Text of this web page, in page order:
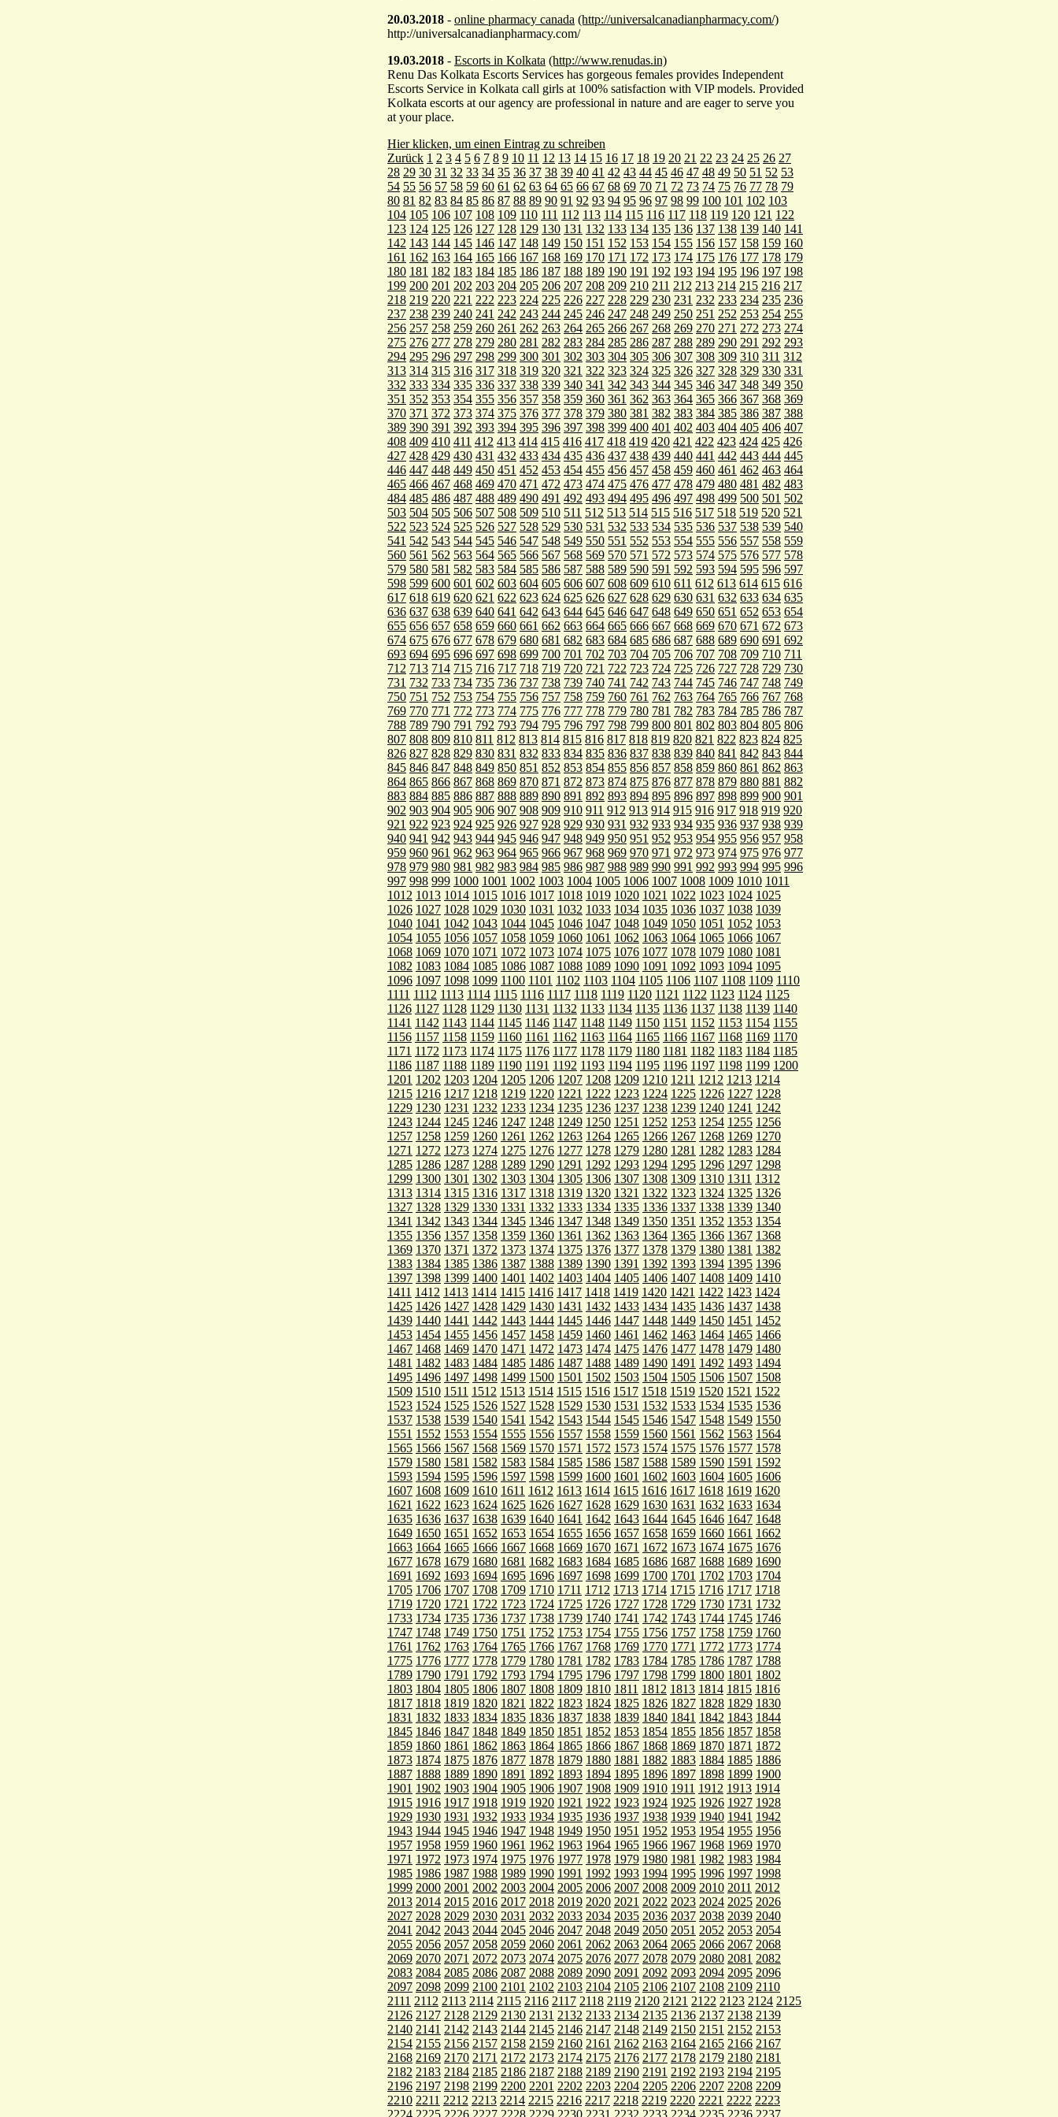
20.03.2018 - online pharmacy canada (http://universalcanadianpharmacy.com/)
http://universalcanadianpharmacy.com/
19.03.2018 - Escorts in Kolkata (http://www.renudas.in)
Renu Das Kolkata Escorts Services has gorgeous females provides Independent
Escorts Service in Kolkata call girls at 100% satisfaction with VIP models. Provided
Kolkata escorts at our agency are professional in nature and are eager to serve you
at your place.
Hier klicken, um einen Eintrag zu schreiben
Zurück 1 2 3 4 5 6 7 8 9 10 11 12 13 14 15 16 17 18 19 20 21 22 23 24 25 26 27
28 29 30 31 32 33 34 35 36 37 38 39 40 41 42 43 44 45 46 47 48 49 50 51 52 53
54 55 56 57 58 59 60 61 62 63 64 65 66 67 68 69 70 71 72 73 74 75 76 77 78 79
80 81 82 83 84 85 86 87 88 89 90 91 92 93 94 95 96 97 98 99 100 101 102 103
104 105 106 107 108 109 110 111 112 113 114 115 116 117 118 119 120 121 122
123 124 125 126 127 128 129 130 131 132 133 134 135 136 137 138 139 140 141
142 143 144 145 146 147 148 149 150 151 152 153 154 155 156 157 158 159 160
161 162 163 164 165 166 167 168 169 170 171 172 173 174 175 176 177 178 179
180 181 182 183 184 185 186 187 188 189 190 191 192 193 194 195 196 197 198
199 200 201 202 203 204 205 206 207 208 209 210 211 212 213 214 215 216 217
218 219 220 221 222 223 224 225 226 227 228 229 230 231 232 233 234 235 236
237 238 239 240 241 242 243 244 245 246 247 248 249 250 251 252 253 254 255
256 257 258 259 260 261 262 263 264 265 266 267 268 269 270 271 272 273 274
275 276 277 278 279 280 281 282 283 284 285 286 287 288 289 290 291 292 293
294 295 296 297 298 299 300 301 302 303 304 305 306 307 308 309 310 311 312
313 314 315 316 317 318 319 320 321 322 323 324 325 326 327 328 329 330 331
332 333 334 335 336 337 338 339 340 341 342 343 344 345 346 347 348 349 350
351 352 353 354 355 356 357 358 359 360 361 362 363 364 365 366 367 368 369
370 371 372 373 374 375 376 377 378 379 380 381 382 383 384 385 386 387 388
389 390 391 392 393 394 395 396 397 398 399 400 401 402 403 404 405 406 407
408 409 410 411 412 413 414 415 416 417 418 419 420 421 422 423 424 425 426
427 428 429 430 431 432 433 434 435 436 437 438 439 440 441 442 443 444 445
446 447 448 449 450 451 452 453 454 455 456 457 458 459 460 461 462 463 464
465 466 467 468 469 470 471 472 473 474 475 476 477 478 479 480 481 482 483
484 485 486 487 488 489 490 491 492 493 494 495 496 497 498 499 500 501 502
503 504 505 506 507 508 509 510 511 512 513 514 515 516 517 518 519 520 521
522 523 524 525 526 527 528 529 530 531 532 533 534 535 536 537 538 539 540
541 542 543 544 545 546 547 548 549 550 551 552 553 554 555 556 557 558 559
560 561 562 563 564 565 566 567 568 569 570 571 572 573 574 575 576 577 578
579 580 581 582 583 584 585 586 587 588 589 590 591 592 593 594 595 596 597
598 599 600 601 602 603 604 605 606 607 608 609 610 611 612 613 614 615 616
617 618 619 620 621 622 623 624 625 626 627 628 629 630 631 632 633 634 635
636 637 638 639 640 641 642 643 644 645 646 647 648 649 650 651 652 653 654
655 656 657 658 659 660 661 662 663 664 665 666 667 668 669 670 671 672 673
674 675 676 677 678 679 680 681 682 683 684 685 686 687 688 689 690 691 692
693 694 695 696 697 698 699 700 701 702 703 704 705 706 707 708 709 710 711
712 713 714 715 716 717 718 719 720 721 722 723 724 725 726 727 728 729 730
731 732 733 734 735 736 737 738 739 740 741 742 743 744 745 746 747 748 749
750 751 752 753 754 755 756 757 758 759 760 761 762 763 764 765 766 767 768
769 770 771 772 773 774 775 776 777 778 779 780 781 782 783 784 785 786 787
788 789 790 791 792 793 794 795 796 797 798 799 800 801 802 803 804 805 806
807 808 809 810 811 812 813 814 815 816 817 818 819 820 821 822 823 824 825
826 827 828 829 830 831 832 833 834 835 836 837 838 839 840 841 842 843 844
845 846 847 848 849 850 851 852 853 854 855 856 857 858 859 860 861 862 863
864 865 866 867 868 869 870 871 872 873 874 875 876 877 878 879 880 881 882
883 884 885 886 887 888 889 890 891 892 893 894 895 896 897 898 899 900 901
902 903 904 905 906 907 908 909 910 911 912 913 914 915 916 917 918 919 920
921 922 923 924 925 926 927 928 929 930 931 932 933 934 935 936 937 938 939
940 941 942 943 944 945 946 947 948 949 950 951 952 953 954 955 956 957 958
959 960 961 962 963 964 965 966 967 968 969 970 971 972 973 974 975 976 977
978 979 980 981 982 983 984 985 986 987 988 989 990 991 992 993 994 995 996
997 998 999 1000 1001 1002 1003 1004 1005 1006 1007 1008 1009 1010 1011
1012 1013 1014 1015 1016 1017 1018 1019 1020 1021 1022 1023 1024 1025
1026 1027 1028 1029 1030 1031 1032 1033 1034 1035 1036 1037 1038 1039
1040 1041 1042 1043 1044 1045 1046 1047 1048 1049 1050 1051 1052 1053
1054 1055 1056 1057 1058 1059 1060 1061 1062 1063 1064 1065 1066 1067
1068 1069 1070 1071 1072 1073 1074 1075 1076 1077 1078 1079 1080 1081
1082 1083 1084 1085 1086 1087 1088 1089 1090 1091 1092 1093 1094 1095
1096 1097 1098 1099 1100 1101 1102 1103 1104 1105 1106 1107 1108 1109 1110
1111 1112 1113 1114 1115 1116 1117 1118 1119 1120 1121 1122 1123 1124 1125
1126 1127 1128 1129 1130 1131 1132 1133 1134 1135 1136 1137 1138 1139 1140
1141 1142 1143 1144 1145 1146 1147 1148 1149 1150 1151 1152 1153 1154 1155
1156 1157 1158 1159 1160 1161 1162 1163 1164 1165 1166 1167 1168 1169 1170
1171 1172 1173 1174 1175 1176 1177 1178 1179 1180 1181 1182 1183 1184 1185
1186 1187 1188 1189 1190 1191 1192 1193 1194 1195 1196 1197 1198 1199 1200
1201 1202 1203 1204 1205 1206 1207 1208 1209 1210 1211 1212 1213 1214
1215 1216 1217 1218 1219 1220 1221 1222 1223 1224 1225 1226 1227 1228
1229 1230 1231 1232 1233 1234 1235 1236 1237 1238 1239 1240 1241 1242
1243 1244 1245 1246 1247 1248 1249 1250 1251 1252 1253 1254 1255 1256
1257 1258 1259 1260 1261 1262 1263 1264 1265 1266 1267 1268 1269 1270
1271 1272 1273 1274 1275 1276 1277 1278 1279 1280 1281 1282 1283 1284
1285 1286 1287 1288 1289 1290 1291 1292 1293 1294 1295 1296 1297 1298
1299 1300 1301 1302 1303 1304 1305 1306 1307 1308 1309 1310 1311 1312
1313 1314 1315 1316 1317 1318 1319 1320 1321 1322 1323 1324 1325 1326
1327 1328 1329 1330 1331 1332 1333 1334 1335 1336 1337 1338 1339 1340
1341 1342 1343 1344 1345 1346 1347 1348 1349 1350 1351 1352 1353 1354
1355 1356 1357 1358 1359 1360 1361 1362 1363 1364 1365 1366 1367 1368
1369 1370 1371 1372 1373 1374 1375 1376 1377 1378 1379 1380 1381 1382
1383 1384 1385 1386 1387 1388 1389 1390 1391 1392 1393 1394 1395 1396
1397 1398 1399 1400 1401 1402 1403 1404 1405 1406 1407 1408 1409 1410
1411 1412 1413 1414 1415 1416 1417 1418 1419 1420 1421 1422 1423 1424
1425 1426 1427 1428 1429 1430 1431 1432 1433 1434 1435 1436 1437 1438
1439 1440 1441 1442 1443 1444 1445 1446 1447 1448 1449 1450 1451 1452
1453 1454 1455 1456 1457 1458 1459 1460 1461 1462 1463 1464 1465 1466
1467 1468 1469 1470 1471 1472 1473 1474 1475 1476 1477 1478 1479 1480
1481 1482 1483 1484 1485 1486 1487 1488 1489 1490 1491 1492 1493 1494
1495 1496 1497 1498 1499 1500 1501 1502 1503 1504 1505 1506 1507 1508
1509 1510 1511 1512 1513 1514 1515 1516 1517 1518 1519 1520 1521 1522
1523 1524 1525 1526 1527 1528 1529 1530 1531 1532 1533 1534 1535 1536
1537 1538 1539 1540 1541 1542 1543 1544 1545 1546 1547 1548 1549 1550
1551 1552 1553 1554 1555 1556 1557 1558 1559 1560 1561 1562 1563 1564
1565 1566 1567 1568 1569 1570 1571 1572 1573 1574 1575 1576 1577 1578
1579 1580 1581 1582 1583 1584 1585 1586 1587 1588 1589 1590 1591 1592
1593 1594 1595 1596 1597 1598 1599 1600 1601 1602 1603 1604 1605 1606
1607 1608 1609 1610 1611 1612 1613 1614 1615 1616 1617 1618 1619 1620
1621 1622 1623 1624 1625 1626 1627 1628 1629 1630 1631 1632 1633 1634
1635 1636 1637 1638 1639 1640 1641 1642 1643 1644 1645 1646 1647 1648
1649 1650 1651 1652 1653 1654 1655 1656 1657 1658 1659 1660 1661 1662
1663 1664 1665 1666 1667 1668 1669 1670 1671 1672 1673 1674 1675 1676
1677 1678 1679 1680 1681 1682 1683 1684 1685 1686 1687 1688 1689 1690
1691 1692 1693 1694 1695 1696 1697 1698 1699 1700 1701 1702 1703 1704
1705 1706 1707 1708 1709 1710 1711 1712 1713 1714 1715 1716 1717 1718
1719 1720 1721 1722 1723 1724 1725 1726 1727 1728 1729 1730 1731 1732
1733 1734 1735 1736 1737 1738 1739 1740 1741 1742 1743 1744 1745 1746
1747 1748 1749 1750 1751 1752 1753 1754 1755 1756 1757 1758 1759 1760
1761 1762 1763 1764 1765 1766 1767 1768 1769 1770 1771 1772 1773 1774
1775 1776 1777 1778 1779 1780 1781 1782 1783 1784 1785 1786 1787 1788
1789 1790 1791 1792 1793 1794 1795 1796 1797 1798 1799 1800 1801 1802
1803 1804 1805 1806 1807 1808 1809 1810 1811 1812 1813 1814 1815 1816
1817 1818 1819 1820 1821 1822 1823 1824 1825 1826 1827 1828 1829 1830
1831 1832 1833 1834 1835 1836 1837 1838 1839 1840 1841 1842 1843 1844
1845 1846 1847 1848 1849 1850 1851 1852 1853 1854 1855 1856 1857 1858
1859 1860 1861 1862 1863 1864 1865 1866 1867 1868 1869 1870 1871 1872
1873 1874 1875 1876 1877 1878 1879 1880 1881 1882 1883 1884 1885 1886
1887 1888 1889 1890 1891 1892 1893 1894 1895 1896 1897 1898 1899 1900
1901 1902 1903 1904 1905 1906 1907 1908 1909 1910 1911 1912 1913 1914
1915 1916 1917 1918 1919 1920 1921 1922 1923 1924 1925 1926 1927 1928
1929 1930 1931 1932 1933 1934 1935 1936 1937 1938 1939 1940 1941 1942
1943 1944 1945 1946 1947 1948 1949 1950 1951 1952 1953 1954 1955 1956
1957 1958 1959 1960 1961 1962 1963 1964 1965 1966 1967 1968 1969 1970
1971 1972 1973 1974 1975 1976 1977 1978 1979 1980 1981 1982 1983 1984
1985 1986 1987 1988 1989 1990 1991 1992 1993 1994 1995 1996 1997 1998
1999 2000 2001 2002 2003 2004 2005 2006 2007 2008 2009 2010 2011 2012
2013 2014 2015 2016 2017 2018 2019 2020 2021 2022 2023 2024 2025 2026
2027 2028 2029 2030 2031 2032 2033 2034 2035 2036 2037 2038 2039 2040
2041 2042 2043 2044 2045 2046 2047 2048 2049 2050 2051 2052 2053 2054
2055 2056 2057 2058 2059 2060 2061 2062 2063 2064 2065 2066 2067 2068
2069 2070 2071 2072 2073 2074 2075 2076 2077 2078 2079 2080 2081 2082
2083 2084 2085 2086 2087 2088 2089 2090 2091 2092 2093 2094 2095 2096
2097 2098 2099 2100 2101 2102 2103 2104 2105 2106 2107 2108 2109 2110
2111 2112 2113 2114 2115 2116 2117 2118 2119 2120 2121 2122 2123 2124 2125
2126 2127 2128 2129 2130 2131 2132 2133 2134 2135 2136 2137 2138 2139
2140 2141 2142 2143 2144 2145 2146 2147 2148 2149 2150 2151 2152 2153
2154 2155 2156 2157 2158 2159 2160 2161 2162 2163 2164 2165 2166 2167
2168 2169 2170 2171 2172 2173 2174 2175 2176 2177 2178 2179 2180 2181
2182 2183 2184 2185 2186 2187 2188 2189 2190 2191 2192 2193 2194 2195
2196 2197 2198 2199 2200 2201 2202 2203 2204 2205 2206 2207 2208 2209
2210 2211 2212 2213 2214 2215 2216 2217 2218 2219 2220 2221 2222 2223
2224 2225 2226 2227 2228 2229 2230 2231 2232 2233 2234 2235 2236 2237